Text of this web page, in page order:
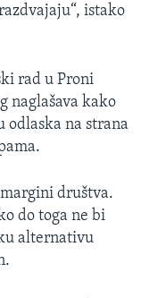
istako
rad u Proni
naglašava kako
odlaska na strana
društva.
do toga ne bi
alternativu